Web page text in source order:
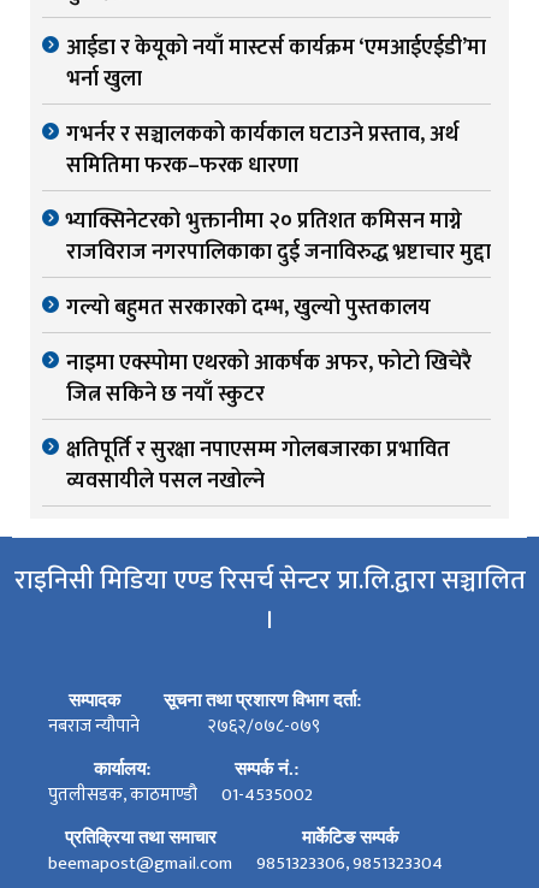
आईडा र केयूको नयाँ मास्टर्स कार्यक्रम ‘एमआईएईडी’मा
भर्ना खुला
गभर्नर र सञ्चालकको कार्यकाल घटाउने प्रस्ताव, अर्थ
समितिमा फरक–फरक धारणा
भ्याक्सिनेटरको भुक्तानीमा २० प्रतिशत कमिसन माग्ने
राजविराज नगरपालिकाका दुई जनाविरुद्ध भ्रष्टाचार मुद्दा
गल्यो बहुमत सरकारको दम्भ, खुल्यो पुस्तकालय
नाइमा एक्स्पोमा एथरको आकर्षक अफर, फोटो खिचेरै
जित्न सकिने छ नयाँ स्कुटर
क्षतिपूर्ति र सुरक्षा नपाएसम्म गोलबजारका प्रभावित
व्यवसायीले पसल नखोल्ने
राइनिसी मिडिया एण्ड रिसर्च सेन्टर प्रा.लि.द्वारा सञ्चालित
।
सम्पादक
नबराज न्यौपाने
सूचना तथा प्रशारण विभाग दर्ता:
२७६२/०७८-०७९
कार्यालय:
पुतलीसडक, काठमाण्डौ
सम्पर्क नं.:
01-4535002
प्रतिक्रिया तथा समाचार
beemapost@gmail.com
मार्केटिङ सम्पर्क
9851323306, 9851323304